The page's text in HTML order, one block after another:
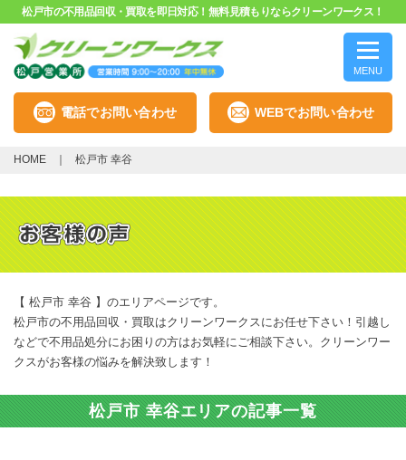
松戸市の不用品回収・買取を即日対応！無料見積もりならクリーンワークス！
MENU
電話でお問い合わせ WEBでお問い合わせ
HOME 松戸市 幸谷
【 松戸市 幸谷 】のエリアページです。
松戸市の不用品回収・買取はクリーンワークスにお任せ下さい！引越し
などで不用品処分にお困りの方はお気軽にご相談下さい。クリーンワー
クスがお客様の悩みを解決致します！
松戸市 幸谷エリアの記事一覧